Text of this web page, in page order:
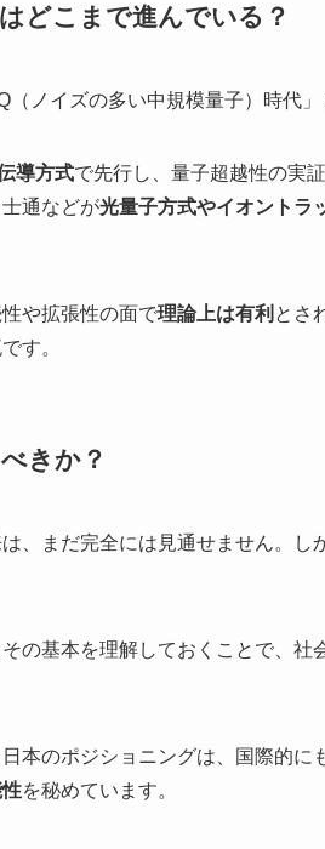
どこまで進んでいる？
ノイズの多い中規模量子）時代
導方式で先行し、量子超越性の実
通などが光量子方式やイオントラ
や拡張性の面で理論上は有利 とさ
す。
きか？
、まだ完全には見通せません。し
の基本を理解しておくことで、社
本のポジショニングは、国際的に
を秘めています。